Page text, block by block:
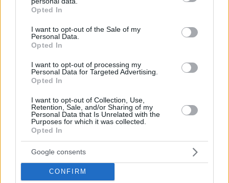
grant or deny consent to Google and its third-party tags to
use your data for below specified purposes in below Google
consent section.
Opted In
I want to opt-out of the Sale of my
Personal Data.
Opted In
I want to opt-out of processing my
Personal Data for Targeted Advertising.
Opted In
I want to opt-out of Collection, Use,
Retention, Sale, and/or Sharing of my
Personal Data that Is Unrelated with the
Purposes for which it was collected.
Opted In
Google consents
CONFIRM
ΠΑΟΚ: Η Γαλατασαράι έκανε πρόταση για τον
Κωνσταντέλια σύμφωνα με τους Τούρκους
Ο Ρόμπερτ Πάτινσον πρωταγωνιστεί στο «Primetime»
και αναβιώνει μια σκοτεινή σελίδα της αμερικανικής
τηλεόρασης
πριν 10 λεπτά
δυνάμεις, 11 εναέρια στη μάχη
πριν 10 λεπτά
Camila Cabello: Επέλεξε την Ελλάδα για τις διακοπές
της και τα beach look της είναι έμπνευση
πριν 11 λεπτά
Η ομοσπονδία ποδοσφαίρου της Αργεντινής στηρίζει
τον Ινφαντίνο
πριν 15 λεπτά